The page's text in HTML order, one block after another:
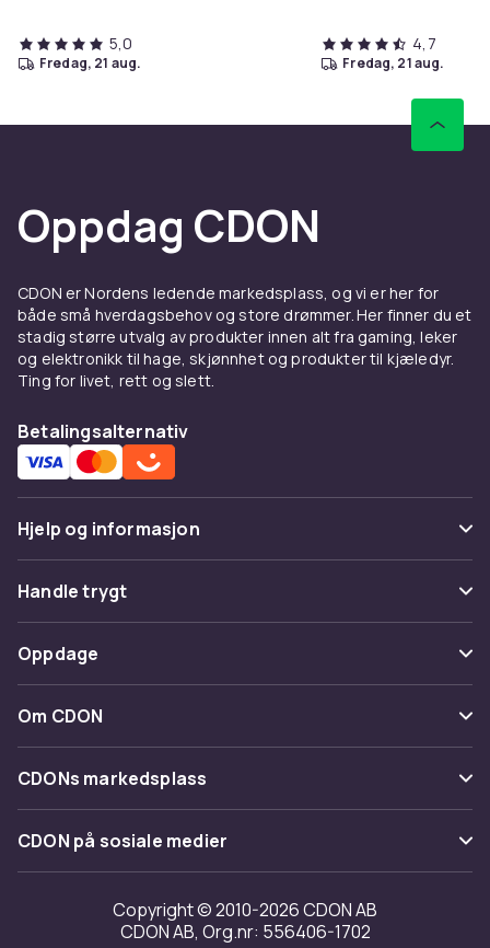
5,0
fredag, 21 aug.
4,7
fredag, 21 aug.
Oppdag CDON
CDON er Nordens ledende markedsplass, og vi er her for
både små hverdagsbehov og store drømmer. Her finner du et
stadig større utvalg av produkter innen alt fra gaming, leker
og elektronikk til hage, skjønnhet og produkter til kjæledyr.
Ting for livet, rett og slett.
Betalingsalternativ
Hjelp og informasjon
Vanlige spørsmål
Spor pakke
Angre & returner her
Kontakt oss
Handle trygt
Betaling
Levering
Tilbakekallinger
Oppdage
Kategorier
Varemerker
Om CDON
Om oss
Kundeanmeldelser
Jobbe på CDON
Investor relations
CDONs markedsplass
Merchant Help Center
CDON på sosiale medier
Copyright © 2010-2026 CDON AB
CDON AB, Org.nr: 556406-1702